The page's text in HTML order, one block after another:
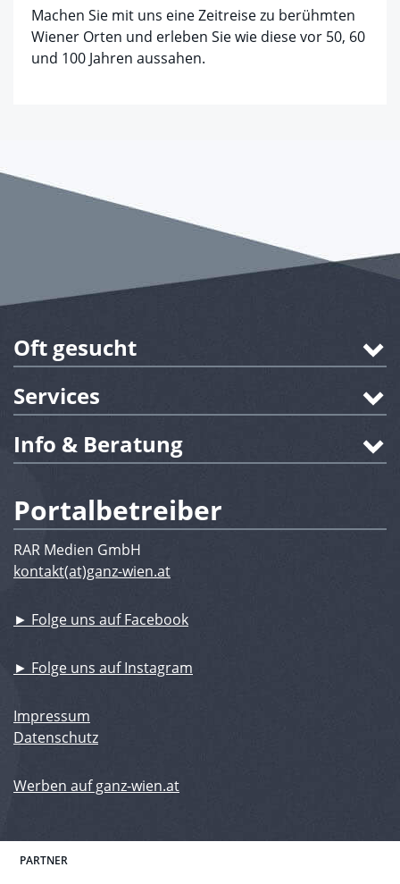
Machen Sie mit uns eine Zeitreise zu berühmten
Wiener Orten und erleben Sie wie diese vor 50, 60
und 100 Jahren aussahen.
Oft gesucht
Services
Info & Beratung
Portalbetreiber
RAR Medien GmbH
kontakt(at)ganz-wien.at
► Folge uns auf Facebook
► Folge uns auf Instagram
Impressum
Datenschutz
Werben auf ganz-wien.at
PARTNER